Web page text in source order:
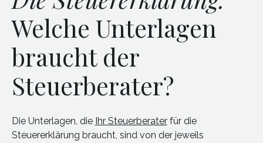
Welche Unterlagen
braucht der
Steuerberater?
Die Unterlagen, die Ihr Steuerberaterfür die
Steuererklärung braucht, sind von der jeweils